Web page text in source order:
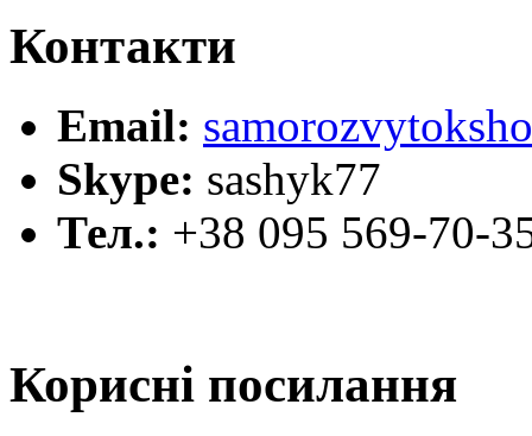
Контакти
Email:
Skype: sashyk77
Тел.: +38 095 569-70-
Корисні посилання